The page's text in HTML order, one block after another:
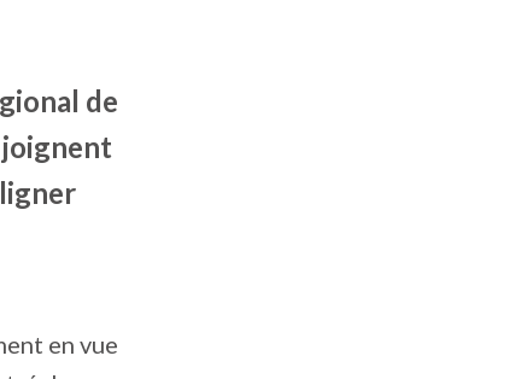
de
joignent
en vue